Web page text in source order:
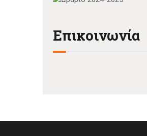
Επικοινωνία